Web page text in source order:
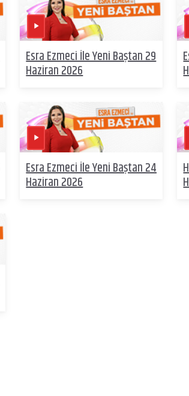
Esra Ezmeci İle Yeni Baştan 29
Haziran 2026
Esra Ezmeci İle Yeni Baştan 24
Haziran 2026